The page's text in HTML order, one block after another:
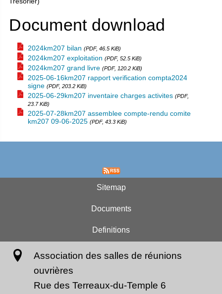
Document download
2024km207 bilan (PDF, 46.5 KiB)
2024km207 exploitation (PDF, 52.5 KiB)
2024km207 grand livre (PDF, 120.2 KiB)
2025-06-16km207 rapport verification compta2024
signe (PDF, 203.2 KiB)
2025-06-29km207 inventaire charges activites (PDF,
23.7 KiB)
2025-07-28km207 assemblee compte-rendu comite
km207 09-06-2025 (PDF, 43.3 KiB)
Sitemap
Documents
Definitions
Association des salles de réunions
ouvrières
Rue des Terreaux-du-Temple 6